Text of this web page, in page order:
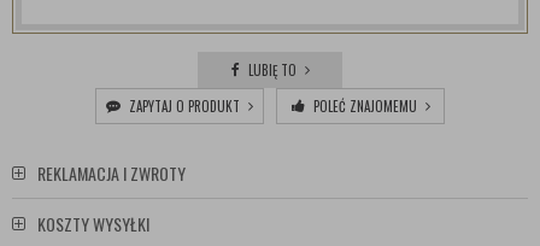
LUBIĘ TO
ZAPYTAJ O PRODUKT
POLEĆ ZNAJOMEMU
REKLAMACJA I ZWROTY
KOSZTY WYSYŁKI